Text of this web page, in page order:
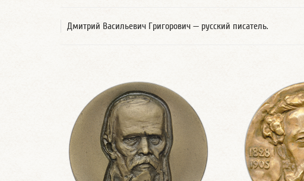
Дмитрий Васильевич Григорович — русский писатель.